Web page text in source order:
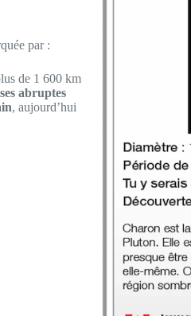
par :
de 1 600 km
abruptes
, aujourd’hui